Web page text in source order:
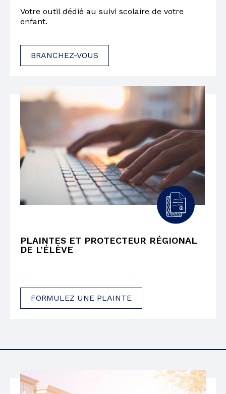
Votre outil dédié au suivi scolaire de votre
enfant.
BRANCHEZ-VOUS
PLAINTES ET PROTECTEUR RÉGIONAL
DE L’ÉLÈVE
FORMULEZ UNE PLAINTE